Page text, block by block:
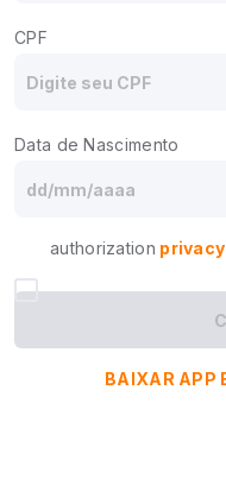
CPF
Data de Nascimento
authorization
BAIXAR APP